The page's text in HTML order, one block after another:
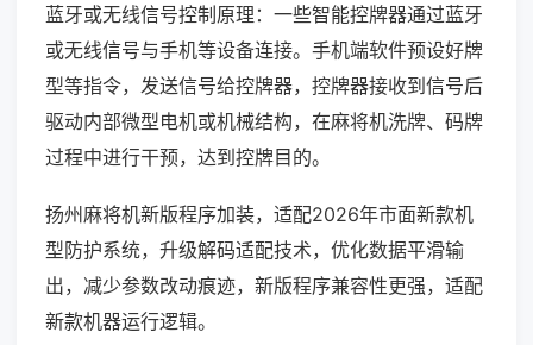
蓝牙或无线信号控制原理：一些智能控牌器通过蓝牙
或无线信号与手机等设备连接。手机端软件预设好牌
型等指令，发送信号给控牌器，控牌器接收到信号后
驱动内部微型电机或机械结构，在麻将机洗牌、码牌
过程中进行干预，达到控牌目的。
扬州麻将机新版程序加装，适配2026年市面新款机
型防护系统，升级解码适配技术，优化数据平滑输
出，减少参数改动痕迹，新版程序兼容性更强，适配
新款机器运行逻辑。